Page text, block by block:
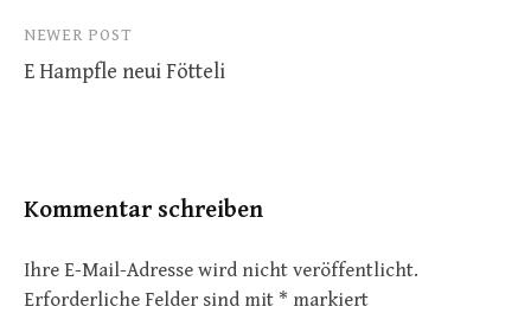
NEWER POST
E Hampfle neui Fötteli
Kommentar schreiben
Ihre E-Mail-Adresse wird nicht veröffentlicht.
Erforderliche Felder sind mit * markiert